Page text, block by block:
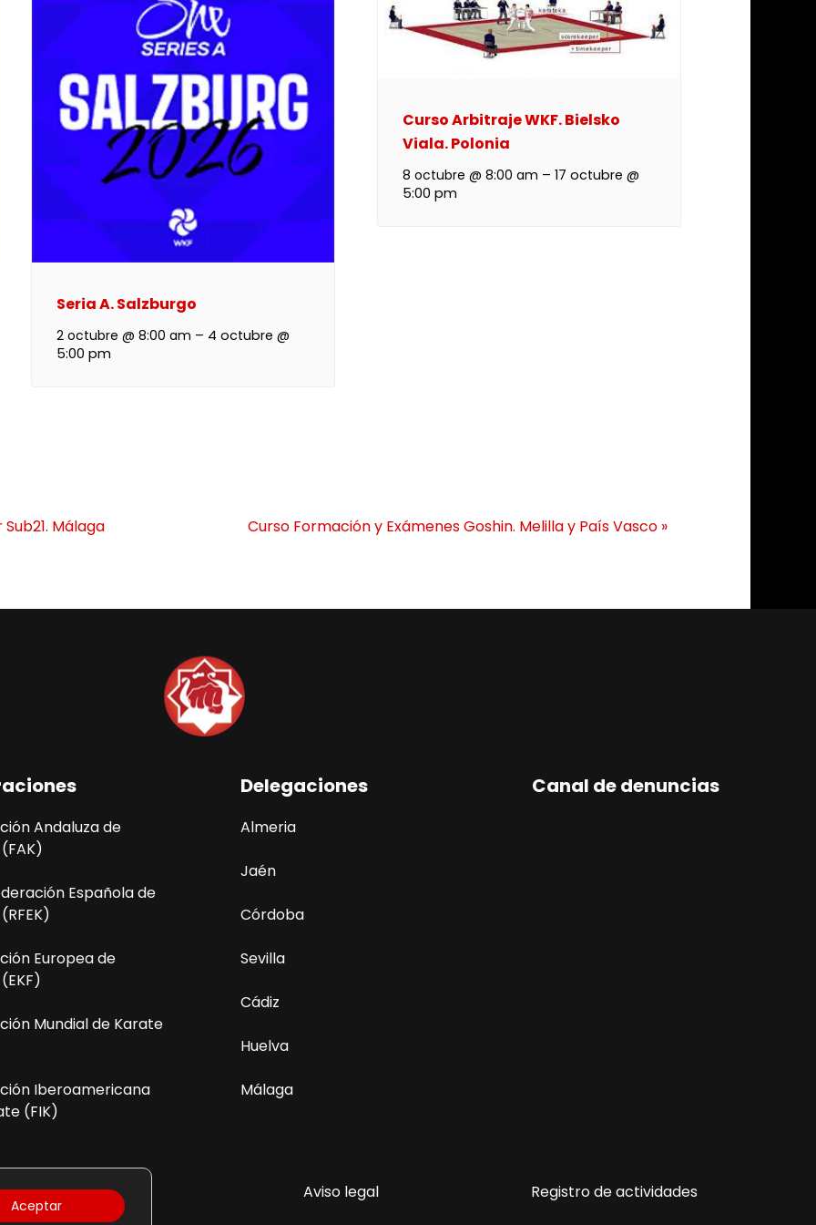
Seria A. Salzburgo
2 octubre @ 8:00 am – 4 octubre @
5:00 pm
Curso Arbitraje WKF. Bielsko
Viala. Polonia
8 octubre @ 8:00 am – 17 octubre @
5:00 pm
Málaga Curso Formación y Exámenes Goshin. Melilla y País Vasco »
Andaluza de
Española de
Europea de
Mundial de Karate
Iberoamericana
(FIK)
Delegaciones
Almeria
Jaén
Córdoba
Sevilla
Cádiz
Huelva
Málaga
Canal de denuncias
de Privacidad Aviso legal Registro de actividades
Aceptar